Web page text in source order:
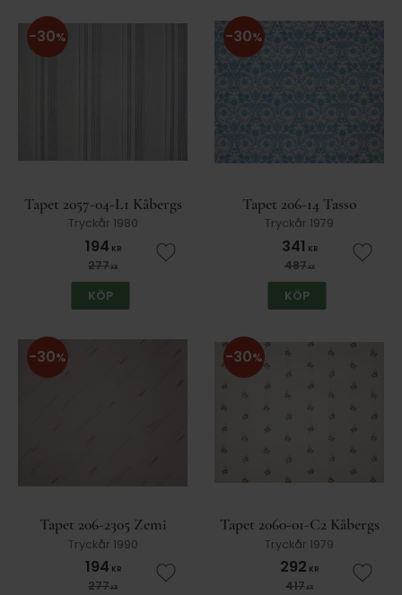
Tapet 2057-04-L1 Kåbergs
Tryckår 1980
194 KR
277KR
30%
Lägg till i favoriter
KÖP
Tapet 206-14 Tasso
Tryckår 1979
341 KR
487KR
30%
Lägg
KÖP
Tapet 206-2305 Zemi
Tryckår 1990
194 KR
277KR
30%
Lägg till i favoriter
Tapet 2060-01-C2 Kåbergs
Tryckår 1979
292 KR
417KR
30%
Lägg